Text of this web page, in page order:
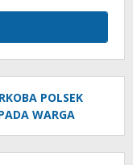
POLSEK
WARGA